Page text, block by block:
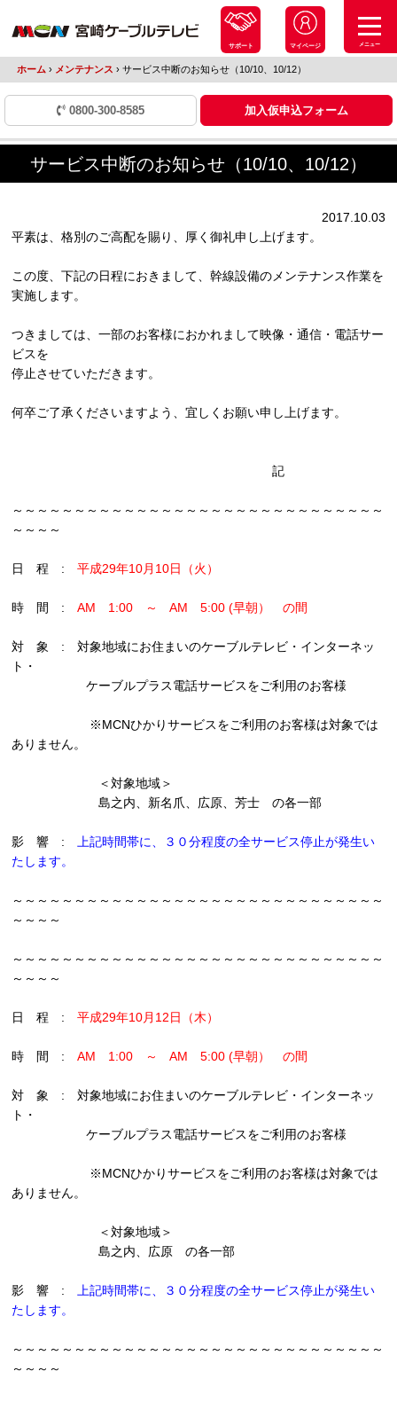
サポート マイページ メニュー
ホーム › メンテナンス ›サービス中断のお知らせ（10/10、10/12）
0800-300-8585 加入仮申込フォーム
サービス中断のお知らせ（10/10、10/12）
2017.10.03
平素は、格別のご高配を賜り、厚く御礼申し上げます。
この度、下記の日程におきまして、幹線設備のメンテナンス作業を
実施します。
つきましては、一部のお客様におかれまして映像・通信・電話サー
ビスを
停止させていただきます。
何卒ご了承くださいますよう、宜しくお願い申し上げます。
記
～～～～～～～～～～～～～～～～～～～～～～～～～～～～～～
～～～～
日 程 :平成29年10月10日（火）
時 間 :AM 1:00 ～ AM 5:00 (早朝） の間
対 象 : 対象地域にお住まいのケーブルテレビ・インターネッ
ト・
ケーブルプラス電話サービスをご利用のお客様
※MCNひかりサービスをご利用のお客様は対象では
ありません。
＜対象地域＞
島之内、新名爪、広原、芳士 の各一部
影 響 :上記時間帯に、３０分程度の全サービス停止が発生い
たします。
～～～～～～～～～～～～～～～～～～～～～～～～～～～～～～
～～～～
～～～～～～～～～～～～～～～～～～～～～～～～～～～～～～
～～～～
日 程 :平成29年10月12日（木）
時 間 :AM 1:00 ～ AM 5:00 (早朝） の間
対 象 : 対象地域にお住まいのケーブルテレビ・インターネッ
ト・
ケーブルプラス電話サービスをご利用のお客様
※MCNひかりサービスをご利用のお客様は対象では
ありません。
＜対象地域＞
島之内、広原 の各一部
影 響 :上記時間帯に、３０分程度の全サービス停止が発生い
たします。
～～～～～～～～～～～～～～～～～～～～～～～～～～～～～～
～～～～